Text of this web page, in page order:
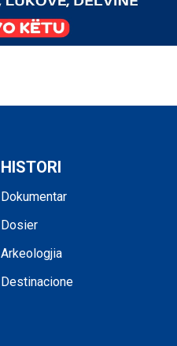
HISTORI
Dokumentar
Dosier
Arkeologjia
Destinacione